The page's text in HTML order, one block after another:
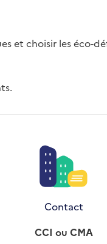
et choisir les éco-
Contact
CCI ou CMA